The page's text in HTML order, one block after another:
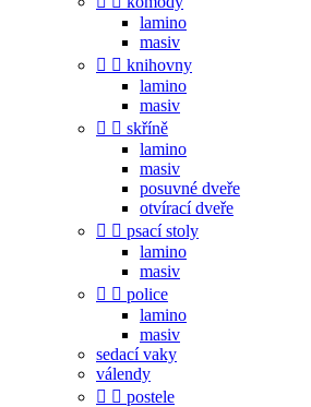
lamino
masiv
  knihovny
lamino
masiv
  skříně
lamino
masiv
posuvné dveře
otvírací dveře
  psací stoly
lamino
masiv
  police
lamino
masiv
sedací vaky
válendy
  postele